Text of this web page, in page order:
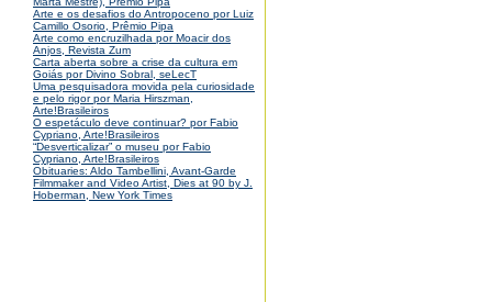
Arte e os desafios do Antropoceno por Luiz
Camillo Osorio, Prêmio Pipa
Arte como encruzilhada por Moacir dos
Anjos, Revista Zum
Carta aberta sobre a crise da cultura em
Goiás por Divino Sobral, seLecT
Uma pesquisadora movida pela curiosidade
e pelo rigor por Maria Hirszman,
Arte!Brasileiros
O espetáculo deve continuar? por Fabio
Cypriano, Arte!Brasileiros
“Desverticalizar” o museu por Fabio
Cypriano, Arte!Brasileiros
Obituaries: Aldo Tambellini, Avant-Garde
Filmmaker and Video Artist, Dies at 90 by J.
Hoberman, New York Times